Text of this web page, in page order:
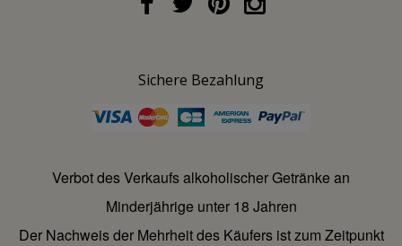
Sichere Bezahlung
Verbot des Verkaufs alkoholischer Getränke an
Minderjährige unter 18 Jahren
Der Nachweis der Mehrheit des Käufers ist zum Zeitpunkt